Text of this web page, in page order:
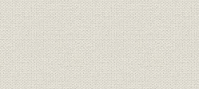
両工場の増産とチューブミルの輸入
司工場の製造様式変更